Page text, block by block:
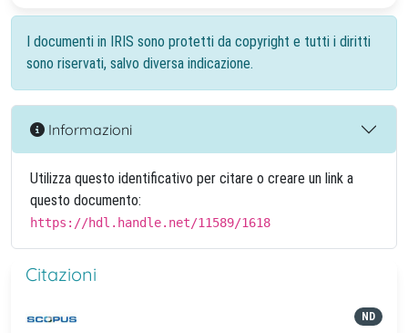
I documenti in IRIS sono protetti da copyright e tutti i diritti
sono riservati, salvo diversa indicazione.
Informazioni
Utilizza questo identificativo per citare o creare un link a
questo documento:
https://hdl.handle.net/11589/1618
Citazioni
ND